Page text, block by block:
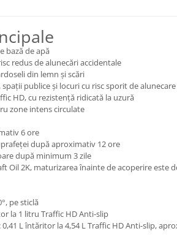
bază de apă
redus de alunecări accidentale
din lemn și scări
publice și locuri cu risc sporit de alunecare
HD, cu rezistență ridicată la uzură
zone intens circulate
6 ore
după aproximativ 12 ore
după minimum 3 zile
Oil 2K, maturizarea înainte de acoperire este
pe sticlă
la 1 litru Traffic HD Anti-slip
L întăritor la 4,54 L Traffic HD Anti-slip,